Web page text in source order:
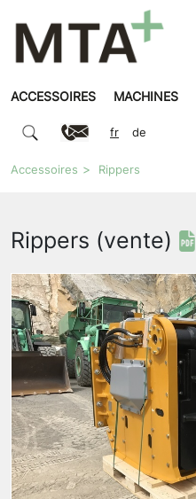
ACCESSOIRES MACHINES
fr de
Accessoires Rippers
Rippers (vente)